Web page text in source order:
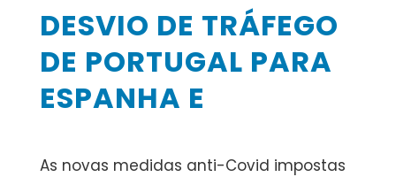
DESVIO DE TRÁFEGO
DE PORTUGAL PARA
ESPANHA E
As novas medidas anti-Covid impostas